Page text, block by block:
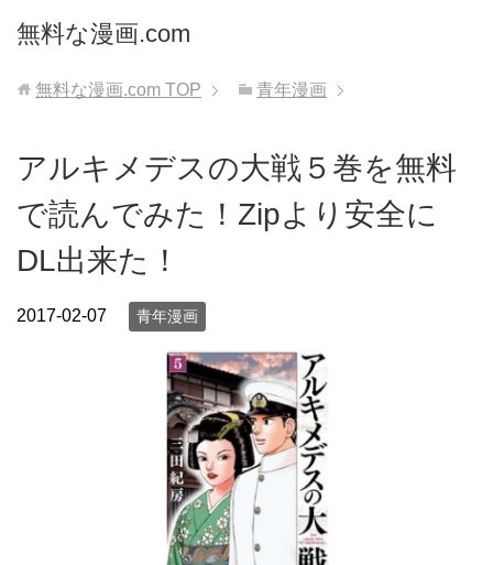
無料な漫画.com
無料な漫画.com TOP 青年漫画
アルキメデスの大戦５巻を無料
で読んでみた！Zipより安全に
DL出来た！
2017-02-07 青年漫画